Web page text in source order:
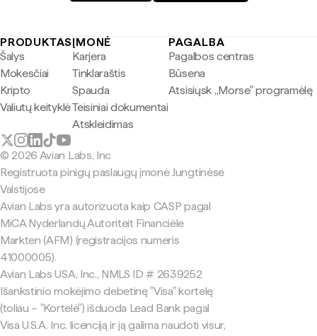
PRODUKTAS
Šalys
Mokesčiai
Kripto
Valiutų keityklė
ĮMONĖ
Karjera
Tinklaraštis
Spauda
Teisiniai dokumentai
Atskleidimas
PAGALBA
Pagalbos centras
Būsena
Atsisiųsk „Morse" programėlę
© 2026 Avian Labs, Inc
Registruota pinigų paslaugų įmonė Jungtinėse
Valstijose
Avian Labs yra autorizuota kaip CASP pagal
MiCA Nyderlandų Autoriteit Financiële
Markten (AFM) (registracijos numeris
41000005).
Avian Labs USA, Inc., NMLS ID # 2639252
Išankstinio mokėjimo debetinę "Visa" kortelę
(toliau – "Kortelė") išduoda Lead Bank pagal
Visa U.S.A. Inc. licenciją ir ją galima naudoti visur,